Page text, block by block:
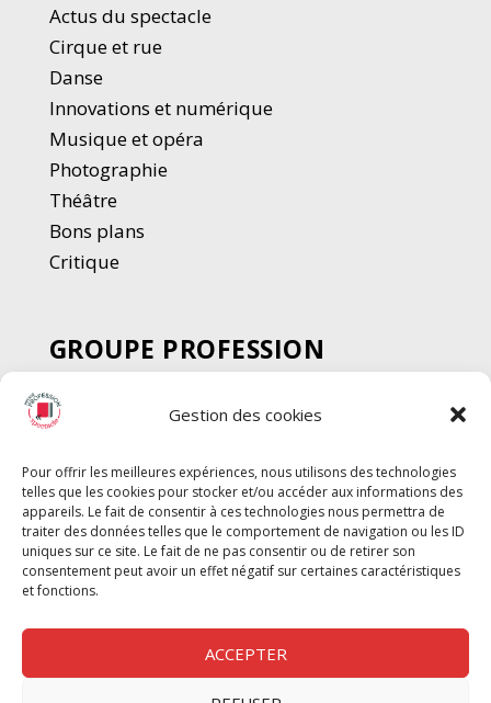
Gestion des cookies
Pour offrir les meilleures expériences, nous utilisons des technologies
telles que les cookies pour stocker et/ou accéder aux informations des
appareils. Le fait de consentir à ces technologies nous permettra de
traiter des données telles que le comportement de navigation ou les ID
uniques sur ce site. Le fait de ne pas consentir ou de retirer son
consentement peut avoir un effet négatif sur certaines caractéristiques
et fonctions.
ACCEPTER
Actus du spectacle
Cirque et rue
Danse
Innovations et numérique
Musique et opéra
Photographie
Théâtre
Bons plans
Critique
GROUPE PROFESSION
SPECTACLE
Chèque Intermittents
Chèque Compta
Chèque Emploi Spectacle
G-Pods
Profession Audio-visuel